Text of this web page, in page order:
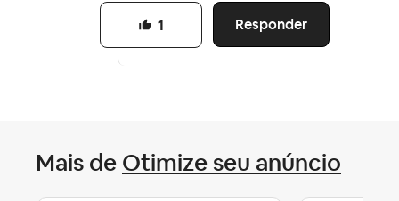
Responder
1
Mais de Otimize seu anúncio